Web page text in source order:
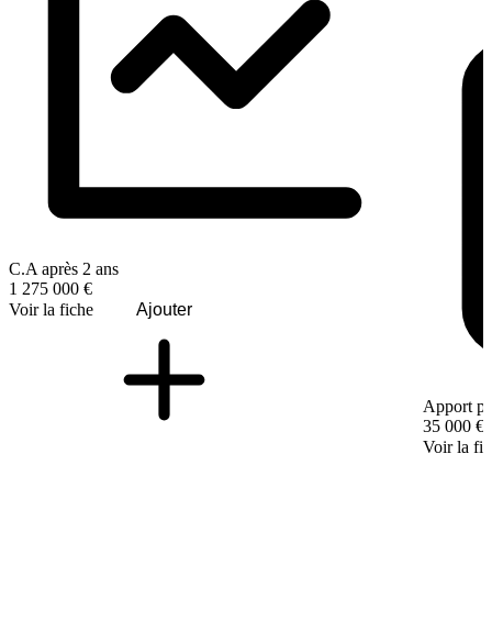
C.A après 2 ans
1 275 000 €
Voir la fiche
Ajouter
Apport
35 000 €
Voir la